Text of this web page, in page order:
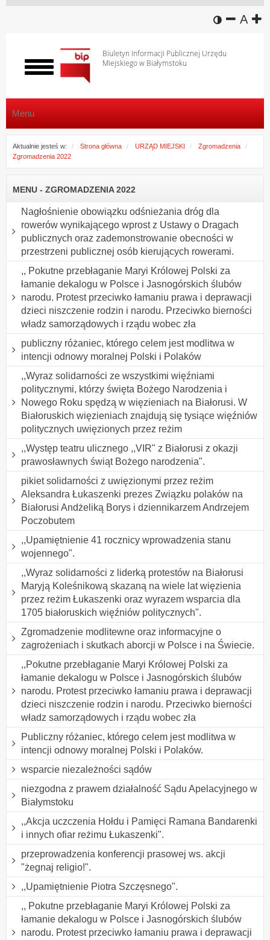
wersja
A
Biuletyn Informacji Publicznej Urzędu
Miejskiego w Białymstoku
Włącz
menu
Menu
Aktualnie jesteś w: Strona główna URZĄD MIEJSKI
Zgromadzenia
Zgromadzenia 2022
MENU - ZGROMADZENIA 2022
Nagłośnienie obowiązku odśnieżania dróg dla
rowerów wynikającego wprost z Ustawy o Dragach
publicznych oraz zademonstrowanie obecności w
przestrzeni publicznej osób kierujących rowerami.
,, Pokutne przebłaganie Maryi Królowej Polski za
łamanie dekalogu w Polsce i Jasnogórskich ślubów
narodu. Protest przeciwko łamaniu prawa i deprawacji
dzieci niszczenie rodzin i narodu. Przeciwko bierności
władz samorządowych i rządu wobec zła
publiczny różaniec, którego celem jest modlitwa w
intencji odnowy moralnej Polski i Polaków
,,Wyraz solidarności ze wszystkimi więźniami
politycznymi, którzy święta Bożego Narodzenia i
Nowego Roku spędzą w więzieniach na Białorusi. W
Białoruskich więzieniach znajdują się tysiące więźniów
politycznych uwięzionych przez reżim
,,Występ teatru ulicznego ,,VIR" z Białorusi z okazji
prawosławnych świąt Bożego narodzenia".
pikiet solidarności z uwięzionymi przez reżim
Aleksandra Łukaszenki prezes Związku polaków na
Białorusi Andżeliką Borys i dziennikarzem Andrzejem
Poczobutem
,,Upamiętnienie 41 rocznicy wprowadzenia stanu
wojennego".
,,Wyraz solidarności z liderką protestów na Białorusi
Maryją Koleśnikową skazaną na wiele lat więzienia
przez reżim Łukaszenki oraz wyrazem wsparcia dla
1705 białoruskich więźniów politycznych".
Zgromadzenie modlitewne oraz informacyjne o
zagrożeniach i skutkach aborcji w Polsce i na Świecie.
,,Pokutne przebłaganie Maryi Królowej Polski za
łamanie dekalogu w Polsce i Jasnogórskich ślubów
narodu. Protest przeciwko łamaniu prawa i deprawacji
dzieci niszczenie rodzin i narodu. Przeciwko bierności
władz samorządowych i rządu wobec zła
Publiczny różaniec, którego celem jest modlitwa w
intencji odnowy moralnej Polski i Polaków.
wsparcie niezależności sądów
niezgodna z prawem działalność Sądu Apelacyjnego w
Białymstoku
,,Akcja uczczenia Hołdu i Pamięci Ramana Bandarenki
i innych ofiar reżimu Łukaszenki".
przeprowadzenia konferencji prasowej ws. akcji
"żegnaj religio!".
,,Upamiętnienie Piotra Szczęsnego".
,, Pokutne przebłaganie Maryi Królowej Polski za
łamanie dekalogu w Polsce i Jasnogórskich ślubów
narodu. Protest przeciwko łamaniu prawa i deprawacji